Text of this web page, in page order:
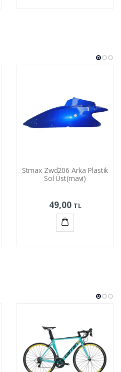
Stmax Zwd206 Arka Plastik
Sol Üst(mavi)
49,00 TL